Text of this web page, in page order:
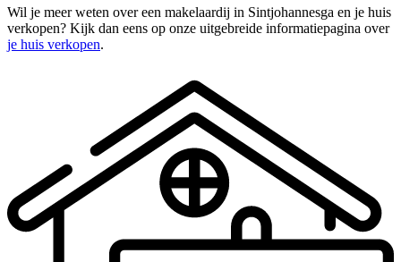
Wil je meer weten over een makelaardij in Sintjohannesga en je huis
verkopen? Kijk dan eens op onze uitgebreide informatiepagina over
je huis verkopen.